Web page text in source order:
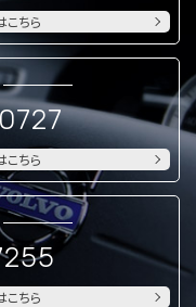
こちら
こちら
こちら